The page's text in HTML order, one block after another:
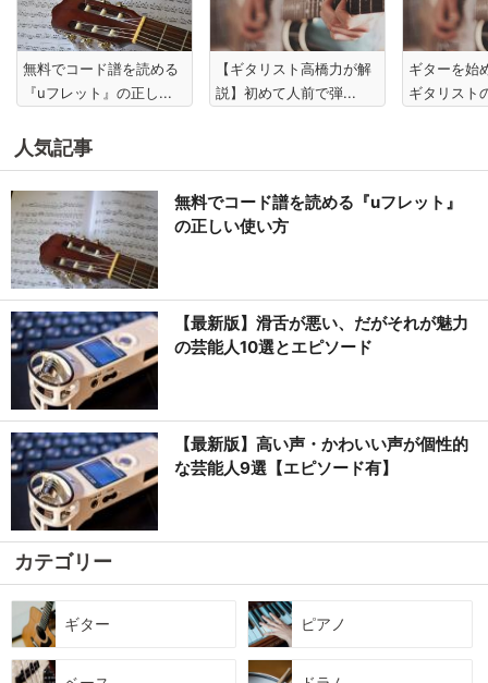
無料でコード譜を読める
『uフレット』の正し...
【ギタリスト高橋力が解
説】初めて人前で弾...
ギターを始
ギタリスト
人気記事
無料でコード譜を読める『uフレット』
の正しい使い方
【最新版】滑舌が悪い、だがそれが魅力
の芸能人10選とエピソード
【最新版】高い声・かわいい声が個性的
な芸能人9選【エピソード有】
カテゴリー
ギター ピアノ